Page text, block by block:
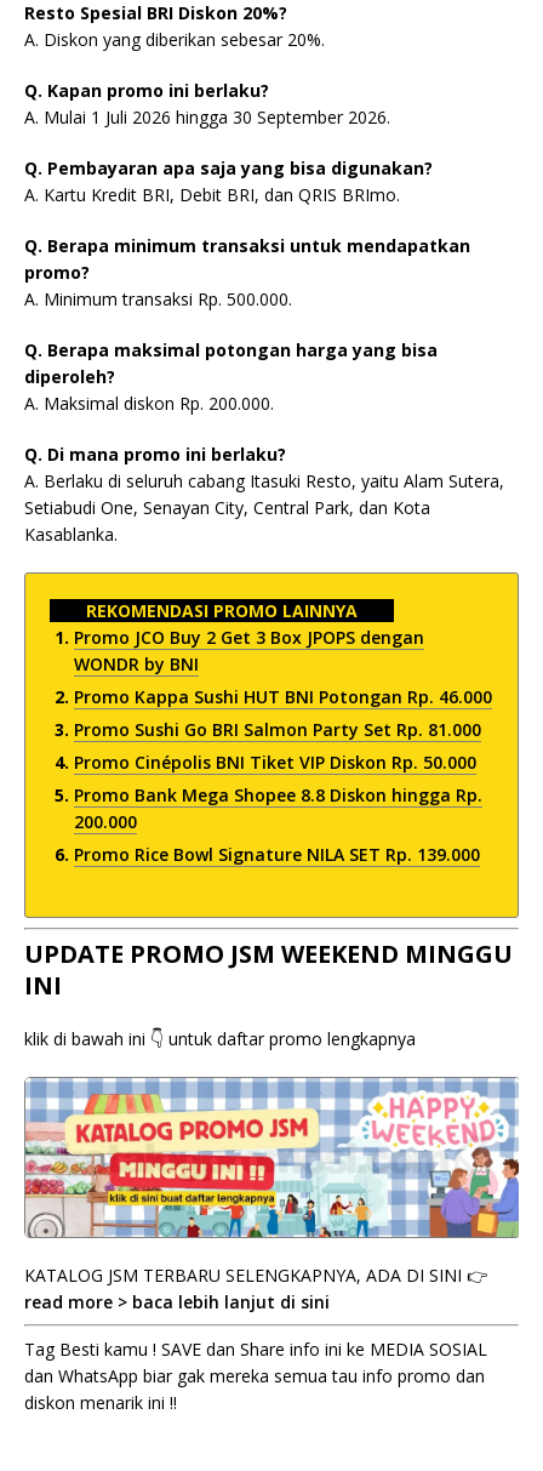
Resto Spesial BRI Diskon 20%?
A. Diskon yang diberikan sebesar 20%.
Q. Kapan promo ini berlaku?
A. Mulai 1 Juli 2026 hingga 30 September 2026.
Q. Pembayaran apa saja yang bisa digunakan?
A. Kartu Kredit BRI, Debit BRI, dan QRIS BRImo.
Q. Berapa minimum transaksi untuk mendapatkan
promo?
A. Minimum transaksi Rp. 500.000.
Q. Berapa maksimal potongan harga yang bisa
diperoleh?
A. Maksimal diskon Rp. 200.000.
Q. Di mana promo ini berlaku?
A. Berlaku di seluruh cabang Itasuki Resto, yaitu Alam Sutera,
Setiabudi One, Senayan City, Central Park, dan Kota
Kasablanka.
REKOMENDASI PROMO LAINNYA
Promo JCO Buy 2 Get 3 Box JPOPS dengan
WONDR by BNI
Promo Kappa Sushi HUT BNI Potongan Rp. 46.000
Promo Sushi Go BRI Salmon Party Set Rp. 81.000
Promo Cinépolis BNI Tiket VIP Diskon Rp. 50.000
Promo Bank Mega Shopee 8.8 Diskon hingga Rp.
200.000
Promo Rice Bowl Signature NILA SET Rp. 139.000
UPDATE PROMO JSM WEEKEND MINGGU
INI
klik di bawah ini 👇 untuk daftar promo lengkapnya
KATALOG JSM TERBARU SELENGKAPNYA, ADA DI SINI 👉
read more > baca lebih lanjut di sini
Tag Besti kamu ! SAVE dan Share info ini ke MEDIA SOSIAL
dan WhatsApp biar gak mereka semua tau info promo dan
diskon menarik ini !!